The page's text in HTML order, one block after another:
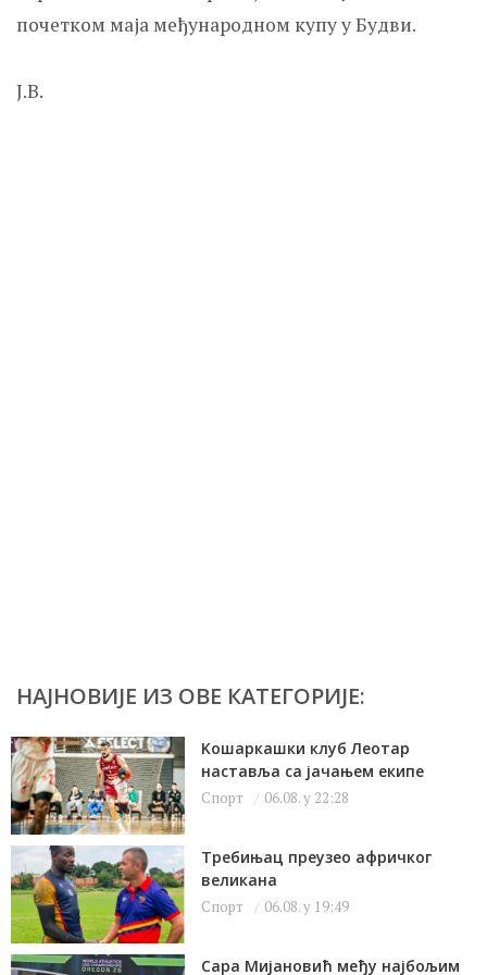
почетком маја међународном купу у Будви.
Ј.В.
НАЈНОВИЈЕ ИЗ ОВЕ КАТЕГОРИЈЕ:
Kошаркашки клуб Леотар
наставља са јачањем екипе
Спорт 06.08. у 22:28
Требињац преузео афричког
великана
Спорт 06.08. у 19:49
Сара Мијановић међу најбољим